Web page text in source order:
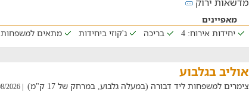
מאפיינים
יחידות אירוח: 4
בריכה ג'קוזי ביחידות מתאים למשפחות
אוליב בגלבוע
צימרים למשפחות ליד דבורה (במעלה גלבוע, במרחק של 17 ק"מ) | 05/08/2026